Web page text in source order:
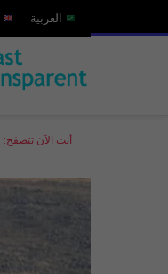
العربية
أنت الآن تتصفح: